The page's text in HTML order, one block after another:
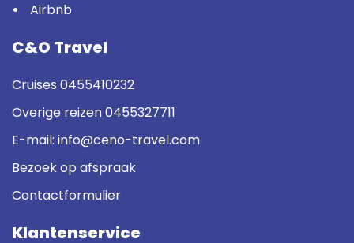
Airbnb
C&O Travel
Cruises 0455410232
Overige reizen0455327711
E-mail: info@ceno-travel.com
Bezoek op afspraak
Contactformulier
Klantenservice